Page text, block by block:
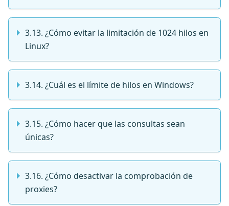
3.13. ¿Cómo evitar la limitación de 1024 hilos en
Linux?
3.14. ¿Cuál es el límite de hilos en Windows?
3.15. ¿Cómo hacer que las consultas sean
únicas?
3.16. ¿Cómo desactivar la comprobación de
proxies?